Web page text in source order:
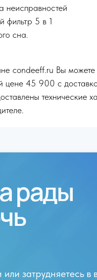
неисправностей
фильтр 5 в 1
сна.
condeeff.ru Вы
цене 45 900 с
технические
затрудняетесь в
рады